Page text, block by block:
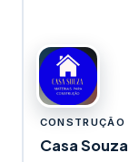
CONSTRUÇÃO
Casa Souza